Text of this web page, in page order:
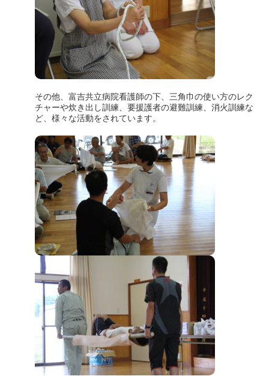
その他、富吉共立病院看護師の下、三角巾の使い方のレク
チャーや炊き出し訓練、要援護者の避難訓練、消火訓練な
ど、様々な活動をされています。